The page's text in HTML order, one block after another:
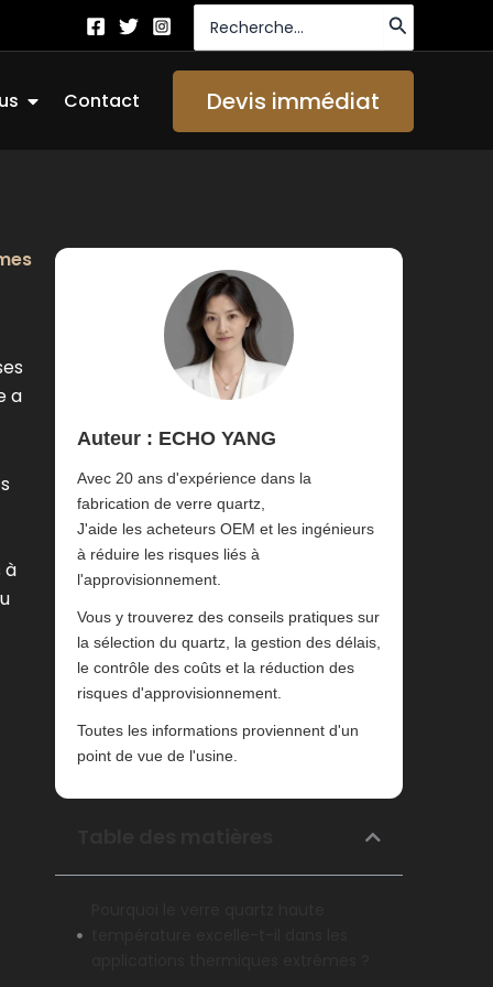
Recherche
de
Ouvrir About Us
Contact Devis immédiat
a
à
Auteur : ECHO YANG
Avec 20 ans d'expérience dans la
fabrication de verre quartz,
J'aide les acheteurs OEM et les ingénieurs
à réduire les risques liés à
l'approvisionnement.
Vous y trouverez des conseils pratiques sur
la sélection du quartz, la gestion des délais,
le contrôle des coûts et la réduction des
risques d'approvisionnement.
Toutes les informations proviennent d'un
point de vue de l'usine.